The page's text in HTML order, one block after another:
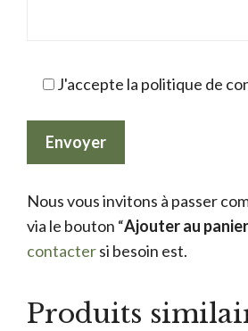
J'accepte la politique de
Nous vous invitons à passer
via le bouton “Ajouter au panier
contactersi besoin est.
Produits